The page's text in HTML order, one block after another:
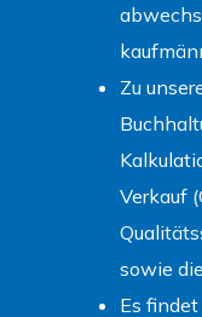
Zu
Verkauf
sowie
Es